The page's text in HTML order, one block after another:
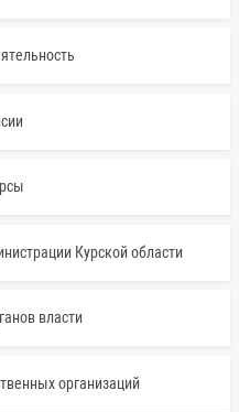
Курской области
власти
организаций